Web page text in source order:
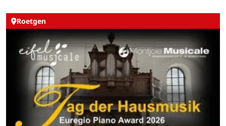
Roetgen